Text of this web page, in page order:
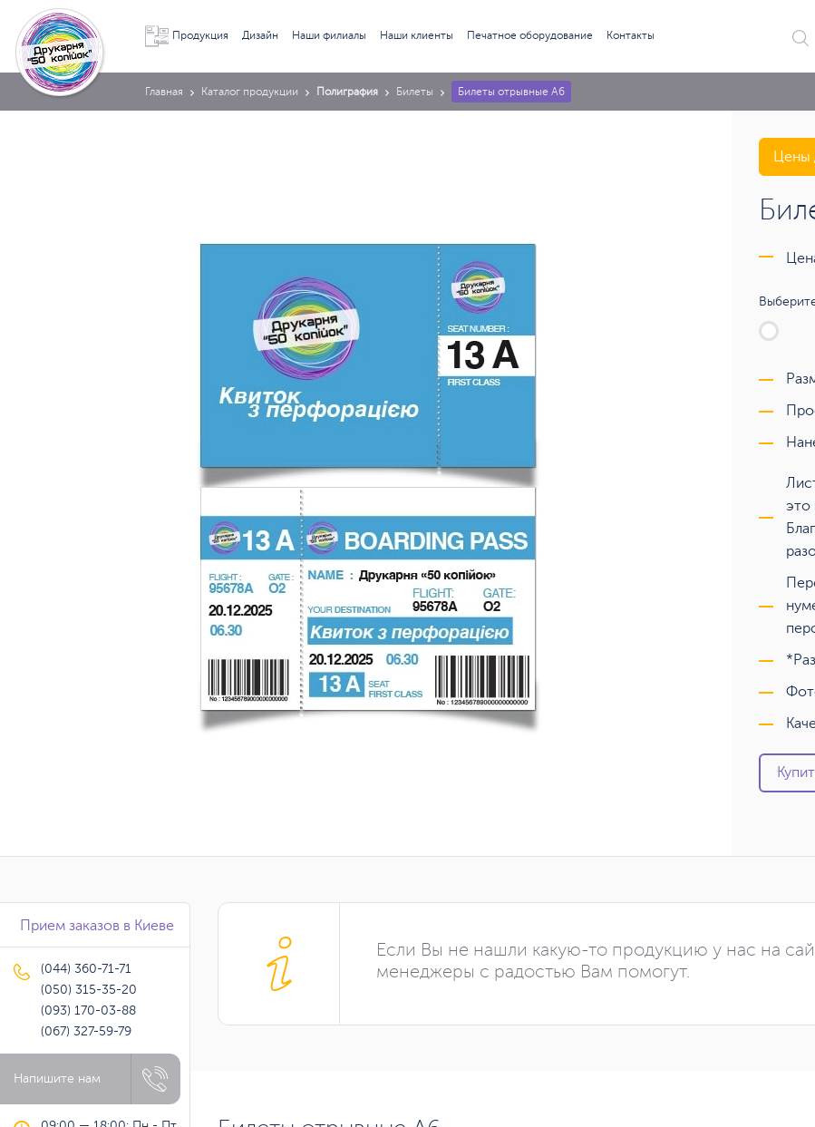
Продукция Дизайн Наши филиалы Наши клиенты Печатное оборудование Контакты
Главная Каталог продукции Полиграфия Билеты Билеты отрывные А6
Цены
это
Если Вы не нашли какую-то продукцию у нас на
менеджеры с радостью Вам помогут.
Прием заказов в Киеве
(044) 360-71-71
(050) 315-35-20
(093) 170-03-88
(067) 327-59-79
Напишите нам